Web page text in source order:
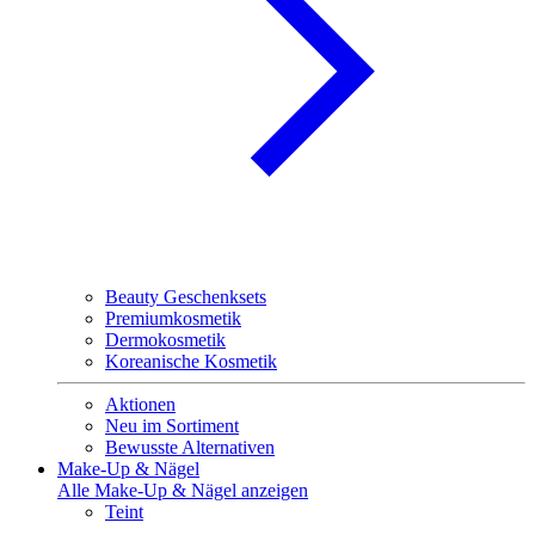
Beauty Geschenksets
Premiumkosmetik
Dermokosmetik
Koreanische Kosmetik
Aktionen
Neu im Sortiment
Bewusste Alternativen
Make-Up & Nägel
Alle Make-Up & Nägel anzeigen
Teint